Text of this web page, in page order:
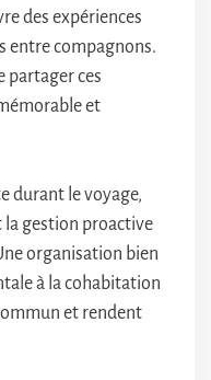
des expériences
entre compagnons.
partager ces
et
durant le voyage,
gestion proactive
organisation bien
à la cohabitation
et rendent